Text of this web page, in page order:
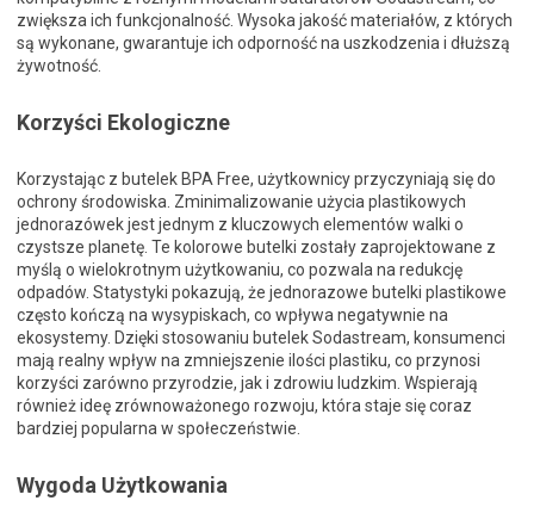
zwiększa ich funkcjonalność. Wysoka jakość materiałów, z których
są wykonane, gwarantuje ich odporność na uszkodzenia i dłuższą
żywotność.
Korzyści Ekologiczne
Korzystając z butelek BPA Free, użytkownicy przyczyniają się do
ochrony środowiska. Zminimalizowanie użycia plastikowych
jednorazówek jest jednym z kluczowych elementów walki o
czystsze planetę. Te kolorowe butelki zostały zaprojektowane z
myślą o wielokrotnym użytkowaniu, co pozwala na redukcję
odpadów. Statystyki pokazują, że jednorazowe butelki plastikowe
często kończą na wysypiskach, co wpływa negatywnie na
ekosystemy. Dzięki stosowaniu butelek Sodastream, konsumenci
mają realny wpływ na zmniejszenie ilości plastiku, co przynosi
korzyści zarówno przyrodzie, jak i zdrowiu ludzkim. Wspierają
również ideę zrównoważonego rozwoju, która staje się coraz
bardziej popularna w społeczeństwie.
Wygoda Użytkowania